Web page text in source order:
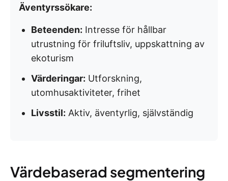
Äventyrssökare:
Beteenden: Intresse för hållbar
utrustning för friluftsliv, uppskattning av
ekoturism
Värderingar: Utforskning,
utomhusaktiviteter, frihet
Livsstil: Aktiv, äventyrlig, självständig
Värdebaserad segmentering